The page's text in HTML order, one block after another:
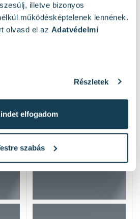
illetve bizonyos
működésképtelenek lennének.
olvasd el az Adatvédelmi
Részletek
elfogadom
szabás